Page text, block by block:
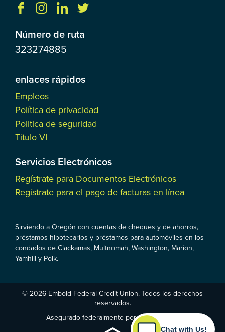
Número de ruta
323274885
enlaces rápidos
Empleos
Política de privacidad
Politica de seguridad
Título VI
Servicios Electrónicos
Regístrate para Documentos Electrónicos
Regístrate para el pago de facturas en línea
Sirviendo a Oregón con cuentas de cheques y de ahorros,
préstamos hipotecarios y préstamos para automóviles en los
condados de Clackamas, Multnomah, Washington, Marion,
Yamhill y Polk.
© 2026 Embold Federal Credit Union. Todos los derechos
reservados.
Asegurado federalmente por la NCUA
Chat with Us!